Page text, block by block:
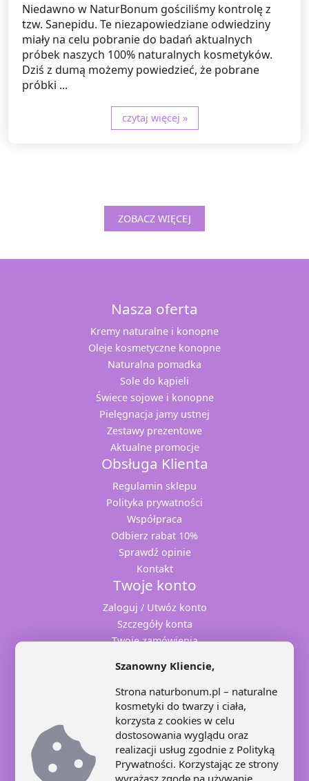
Niedawno w NaturBonum gościliśmy kontrolę z
tzw. Sanepidu. Te niezapowiedziane odwiedziny
miały na celu pobranie do badań aktualnych
próbek naszych 100% naturalnych kosmetyków.
Dziś z dumą możemy powiedzieć, że pobrane
próbki ...
czytaj więcej »
ZOBACZ WIĘCEJ
Nasza oferta
Kremy naturalne i konopne
Oleje kosmetyczne konopne
Naturalna pomadka
Sole do kąpieli
Świece sojowe i konopne
Pielęgnacja jamy ustnej
Zestawy prezentowe
Aktualne promocje
Obsługa Klienta
Regulamin sklepu
Polityka prywatności
Współpraca
Odbierz rabat 10%
Sprawdź opinie
Kontakt
Twoje konto
Zaloguj / Utwóz konto
Szczegóły konta
Twoje zamówienia
+48 71 707 22 25
+48 602 445 639
+48 664 871 959
kontakt@naturbonum.pl
Szanowny Kliencie,
Strona naturbonum.pl – naturalne
kosmetyki do twarzy i ciała,
korzysta z cookies w celu
dostosowania wyglądu oraz
realizacji usług zgodnie z Polityką
Prywatności. Korzystając ze strony
wyrażasz zgodę na używanie